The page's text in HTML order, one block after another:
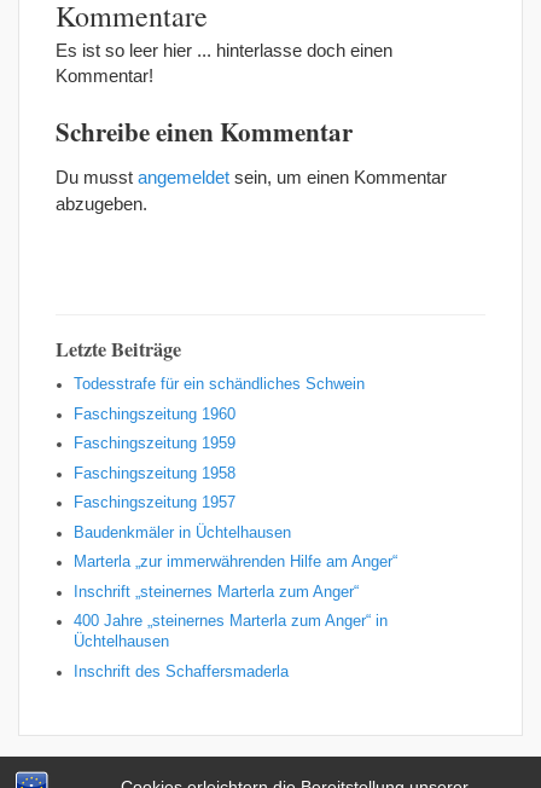
Kommentare
Es ist so leer hier ... hinterlasse doch einen
Kommentar!
Schreibe einen Kommentar
Du musst angemeldet sein, um einen Kommentar
abzugeben.
Letzte Beiträge
Todesstrafe für ein schändliches Schwein
Faschingszeitung 1960
Faschingszeitung 1959
Faschingszeitung 1958
Faschingszeitung 1957
Baudenkmäler in Üchtelhausen
Marterla „zur immerwährenden Hilfe am Anger“
Inschrift „steinernes Marterla zum Anger“
400 Jahre „steinernes Marterla zum Anger“ in
Üchtelhausen
Inschrift des Schaffersmaderla